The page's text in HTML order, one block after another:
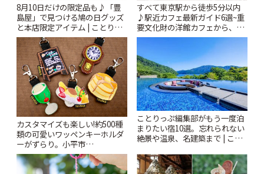
8月10日だけの限定品も♪「豊
島屋」で見つける鳩の日グッズ
と本店限定アイテム | ことりっ
ぷ
すべて東京駅から徒歩5分以内
♪駅近カフェ最新ガイド6選~重
要文化財の洋館カフェから、改
札すぐのレトロ喫茶まで~ | こと
カスタマイズも楽しい!約500種
類の可愛いワッペンキーホルダ
ーがずらり。小平市
「Kimamaya T&K」 | ことりっ
ぷ
ことりっぷ編集部がもう一度泊
まりたい宿10選。忘れられない
絶景や温泉、名建築まで | こと